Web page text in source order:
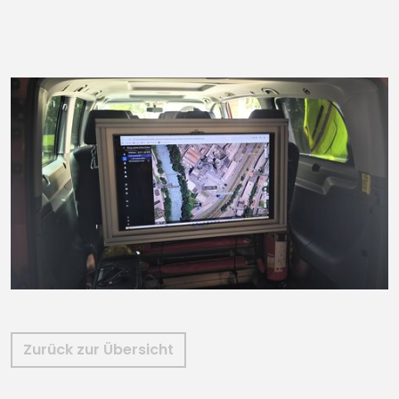
Zurück zur Übersicht